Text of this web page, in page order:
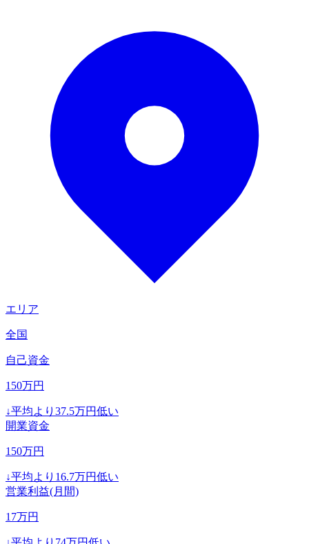
エリア
全国
自己資金
150万円
↓平均より 37.5万円低い
開業資金
150万円
↓平均より 16.7万円低い
営業利益(月間)
17万円